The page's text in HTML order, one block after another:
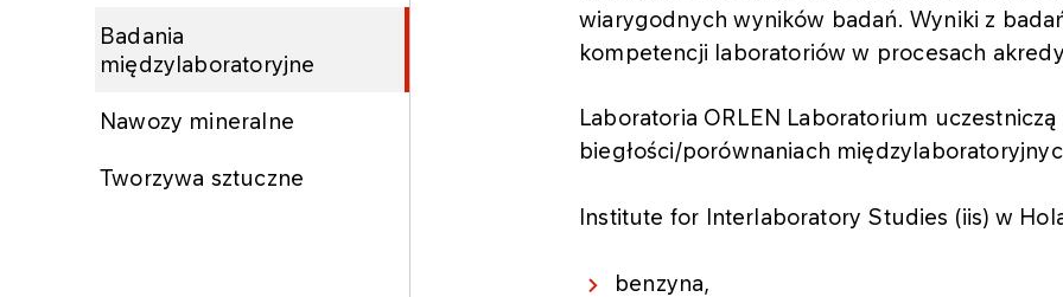
Badania
międzylaboratoryjne
Nawozy mineralne
Tworzywa sztuczne
wiarygodnych wyników badań. Wyniki z
kompetencji laboratoriów w procesach
Laboratoria ORLEN Laboratorium
biegłości/porównaniach
Institute for Interlaboratory Studies (iis) w
benzyna,